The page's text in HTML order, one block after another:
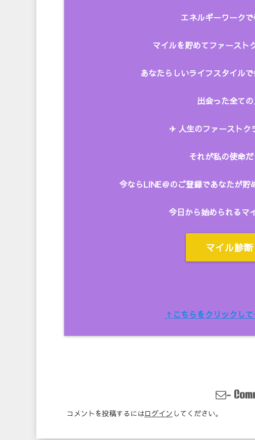
エネルギーワークで
マイルを貯めてファースト
あなたらしいライフスタイル
出会った全ての
✈︎ 人生のファースト
それが私の使命
今ならLINE＠のご登録であなたが貯
今日から始められるマ
マイル診
↑こちらをクリックし
-
コメントを投稿するにはログイン してください。